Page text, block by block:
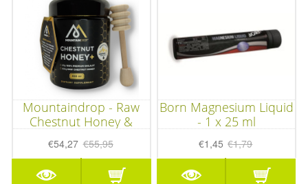
Mountaindrop - Raw
Chestnut Honey &
€54,27 €55,95
Born Magnesium Liquid
- 1 x 25 ml
€1,45 €1,79